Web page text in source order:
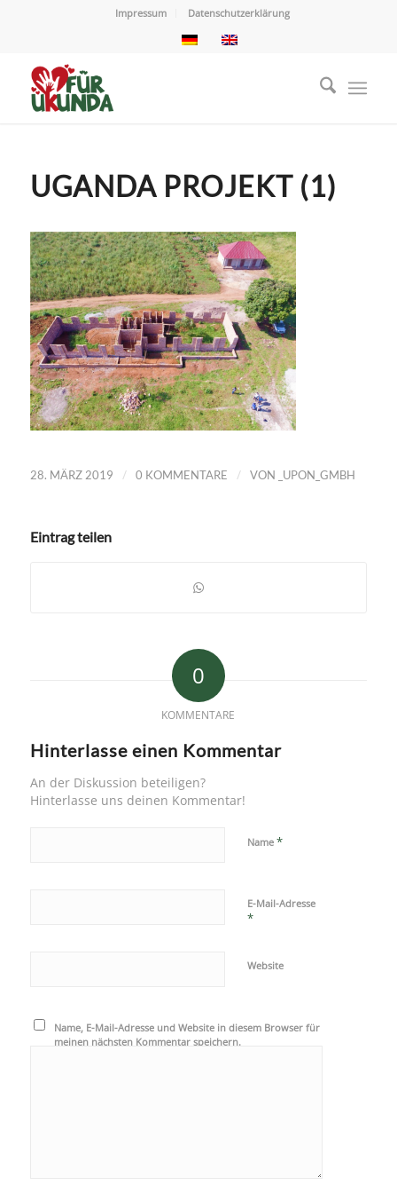
Impressum Datenschutzerklärung
UGANDA PROJEKT (1)
28. MÄRZ 2019 / 0 KOMMENTARE / VON _UPON_GMBH
Eintrag teilen
0
KOMMENTARE
Hinterlasse einen Kommentar
An der Diskussion beteiligen?
Hinterlasse uns deinen Kommentar!
Name *
E-Mail-Adresse
*
Website
Name, E-Mail-Adresse und Website in diesem Browser für
meinen nächsten Kommentar speichern.